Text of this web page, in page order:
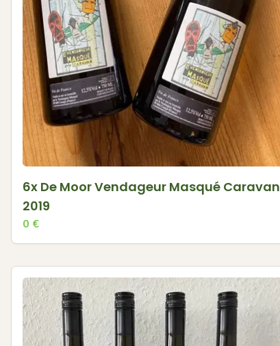
6x De Moor Vendageur Masqué Caravan
2019
0 €